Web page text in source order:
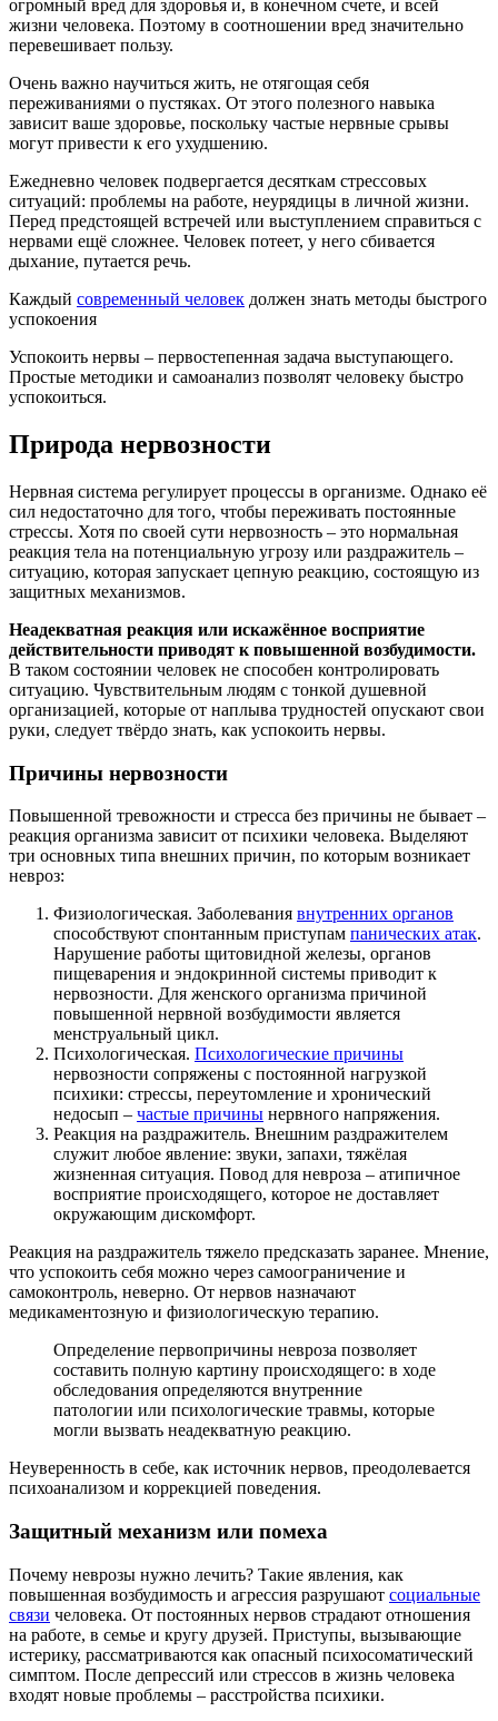
огромный вред для здоровья и, в конечном счете, и всей
жизни человека. Поэтому в соотношении вред значительно
перевешивает пользу.
Очень важно научиться жить, не отягощая себя
переживаниями о пустяках. От этого полезного навыка
зависит ваше здоровье, поскольку частые нервные срывы
могут привести к его ухудшению.
Ежедневно человек подвергается десяткам стрессовых
ситуаций: проблемы на работе, неурядицы в личной жизни.
Перед предстоящей встречей или выступлением справиться с
нервами ещё сложнее. Человек потеет, у него сбивается
дыхание, путается речь.
Каждый современный человек должен знать методы быстрого
успокоения
Успокоить нервы – первостепенная задача выступающего.
Простые методики и самоанализ позволят человеку быстро
успокоиться.
Природа нервозности
Нервная система регулирует процессы в организме. Однако её
сил недостаточно для того, чтобы переживать постоянные
стрессы. Хотя по своей сути нервозность – это нормальная
реакция тела на потенциальную угрозу или раздражитель –
ситуацию, которая запускает цепную реакцию, состоящую из
защитных механизмов.
Неадекватная реакция или искажённое восприятие
действительности приводят к повышенной возбудимости.
В таком состоянии человек не способен контролировать
ситуацию. Чувствительным людям с тонкой душевной
организацией, которые от наплыва трудностей опускают свои
руки, следует твёрдо знать, как успокоить нервы.
Причины нервозности
Повышенной тревожности и стресса без причины не бывает –
реакция организма зависит от психики человека. Выделяют
три основных типа внешних причин, по которым возникает
невроз:
Физиологическая. Заболевания внутренних органов
способствуют спонтанным приступам панических атак.
Нарушение работы щитовидной железы, органов
пищеварения и эндокринной системы приводит к
нервозности. Для женского организма причиной
повышенной нервной возбудимости является
менструальный цикл.
Психологическая. Психологические причины
нервозности сопряжены с постоянной нагрузкой
психики: стрессы, переутомление и хронический
недосып – частые причины нервного напряжения.
Реакция на раздражитель. Внешним раздражителем
служит любое явление: звуки, запахи, тяжёлая
жизненная ситуация. Повод для невроза – атипичное
восприятие происходящего, которое не доставляет
окружающим дискомфорт.
Реакция на раздражитель тяжело предсказать заранее. Мнение,
что успокоить себя можно через самоограничение и
самоконтроль, неверно. От нервов назначают
медикаментозную и физиологическую терапию.
Определение первопричины невроза позволяет
составить полную картину происходящего: в ходе
обследования определяются внутренние
патологии или психологические травмы, которые
могли вызвать неадекватную реакцию.
Неуверенность в себе, как источник нервов, преодолевается
психоанализом и коррекцией поведения.
Защитный механизм или помеха
Почему неврозы нужно лечить? Такие явления, как
повышенная возбудимость и агрессия разрушают социальные
связи человека. От постоянных нервов страдают отношения
на работе, в семье и кругу друзей. Приступы, вызывающие
истерику, рассматриваются как опасный психосоматический
симптом. После депрессий или стрессов в жизнь человека
входят новые проблемы – расстройства психики.